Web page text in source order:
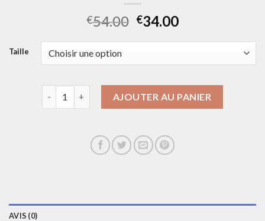
€54.00 €34.00
Taille
AJOUTER AU PANIER
AVIS (0)